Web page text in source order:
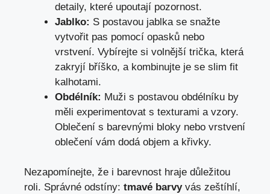
detaily, které upoutají pozornost.
Jablko: S postavou jablka se snažte
vytvořit pas pomocí opasků nebo
vrstvení. Vybírejte si volnější trička, která
zakryjí bříško, a kombinujte je se slim fit
kalhotami.
Obdélník: Muži s postavou obdélníku by
měli experimentovat s texturami a vzory.
Oblečení s barevnými bloky nebo vrstvení
oblečení vám dodá objem a křivky.
Nezapomínejte, že i barevnost hraje důležitou
roli. Správné odstíny: tmavé barvyvás zeštíhlí,